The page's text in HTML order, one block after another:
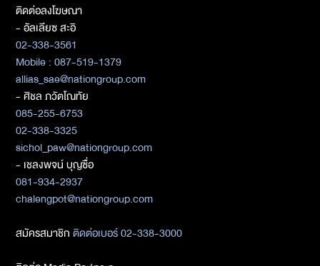
ติดต่อลงโฆษณา
- อัลเลียซ สะอิ
02-338-3561
Mobile : 087-519-1379
allias_sae@nationgroup.com
- ศิชล ภวัตโณทัย
085-255-6753
02-338-3325
sichol_paw@nationgroup.com
- เชลงพจน์ บุญซื่อ
081-934-2937
chalengpot@nationgroup.com
สมัครสมาชิกติดต่อเบอร์ 02-338-3000